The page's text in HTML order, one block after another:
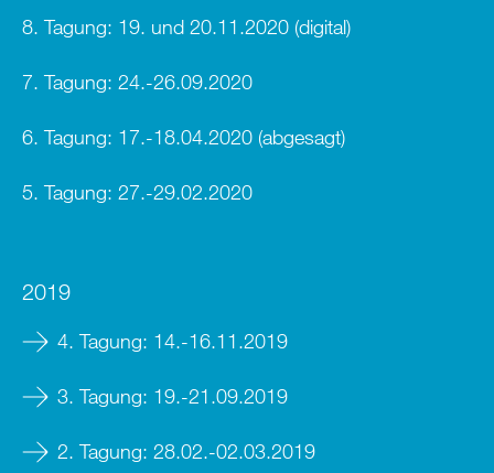
8. Tagung: 19. und 20.11.2020 (digital)
7. Tagung: 24.-26.09.2020
6. Tagung: 17.-18.04.2020 (abgesagt)
5. Tagung: 27.-29.02.2020
2019
4. Tagung: 14.-16.11.2019
3. Tagung: 19.-21.09.2019
2. Tagung: 28.02.-02.03.2019